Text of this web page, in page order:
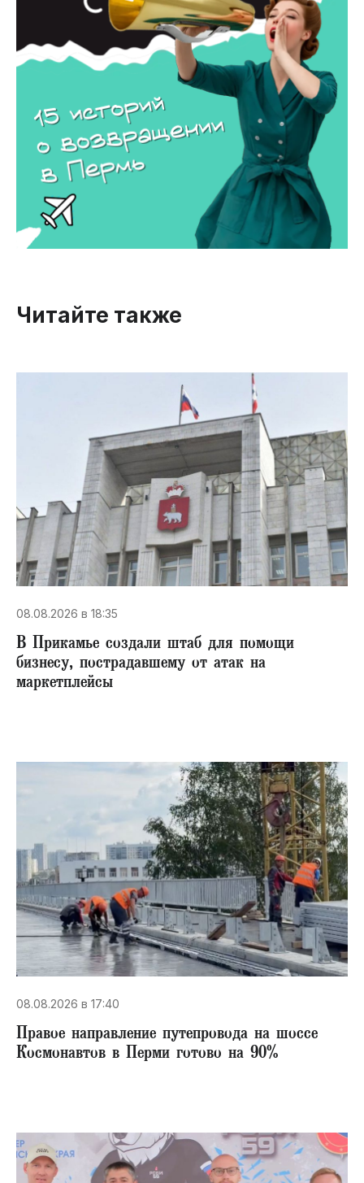
Читайте также
08.08.2026 в 18:35
В Прикамье создали штаб для помощи
бизнесу, пострадавшему от атак на
маркетплейсы
08.08.2026 в 17:40
Правое направление путепровода на шоссе
Космонавтов в Перми готово на 90%